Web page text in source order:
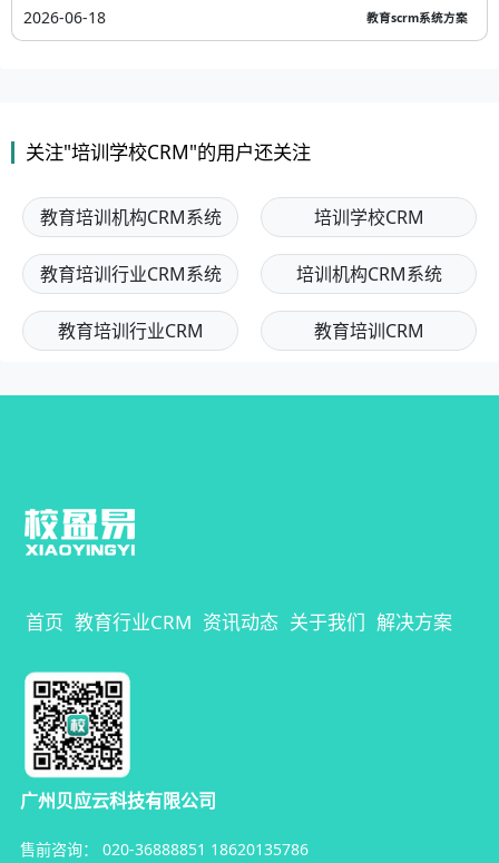
2026-06-18
教育scrm系统方案
关注"培训学校CRM"的用户还关注
教育培训机构CRM系统 培训学校CRM
教育培训行业CRM系统 培训机构CRM系统
教育培训行业CRM 教育培训CRM
首页 教育行业CRM 资讯动态 关于我们 解决方案
广州贝应云科技有限公司
售前咨询： 020-36888851 18620135786